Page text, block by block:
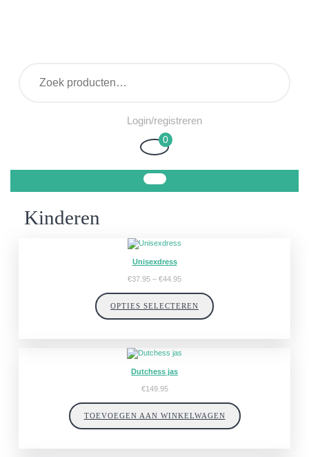
naar:
Login/registrerenLogin/registreren
Winkelwagen
0
Kinderen
Unisexdress
€37.95 – €44.95Prijsklasse:
€44.95
OPTIES SELECTEREN
Dutchess jas
€149.95
TOEVOEGEN AAN WINKELWAGEN